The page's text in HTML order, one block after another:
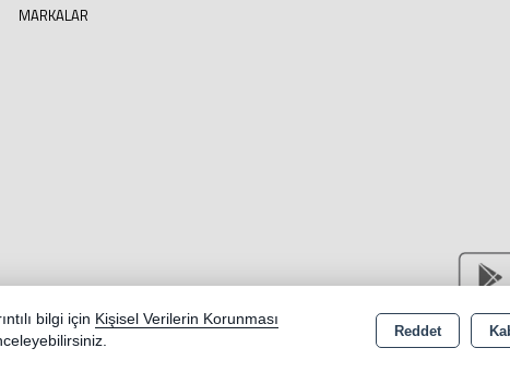
MARKALAR
bilgi için Kişisel Verilerin Korunması
Reddet